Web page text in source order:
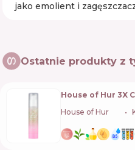
jako emolient i
Ostatnie produkty z
House of Hur 3X
House of Hur